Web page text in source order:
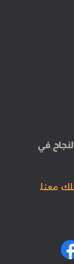
في
معنا.